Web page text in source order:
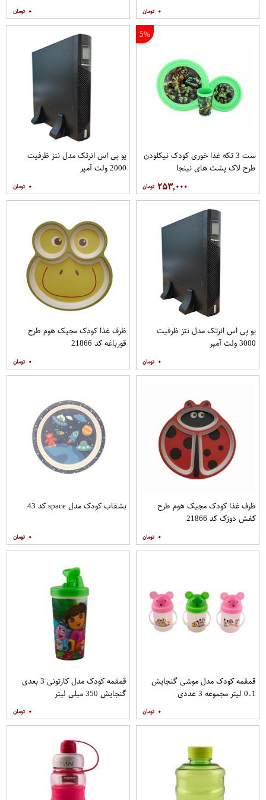
۰ ۰
5%
ست 3 تکه غذا خوری کودک نیکلودن
طرح لاک پشت های نینجا
۲۵۳,۰۰۰
یو پی اس انرتک مدل نتز ظرفیت
2000 ولت آمپر
۰
یو پی اس انرتک مدل نتز ظرفیت
3000 ولت آمپر
۰
ظرف غذا کودک مجیک هوم طرح
قورباغه کد 21866
۰
ظرف غذا کودک مجیک هوم طرح
کفش دوزک کد 21866
۰
بشقاب کودک مدل space کد 43
۰
قمقمه کودک مدل موشی گنجایش
0.1 لیتر مجموعه 3 عددی
۰
قمقمه کودک مدل کارتونی 3 بعدی
گنجایش 350 میلی لیتر
۰